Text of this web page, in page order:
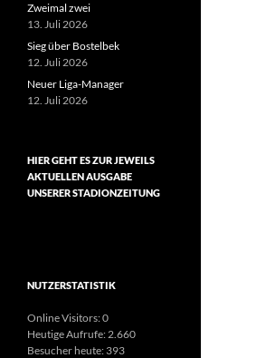
Zweimal zwei
13. Juli 2026
Sieg über Bostelbek
12. Juli 2026
Neuer Liga-Manager
12. Juli 2026
HIER GEHT ES ZUR JEWEILS
AKTUELLEN AUSGABE
UNSERER STADIONZEITUNG
NUTZERSTATISTIK
Online Visitors:0
Heutige Aufrufe:2.660
Besucher heute: 393